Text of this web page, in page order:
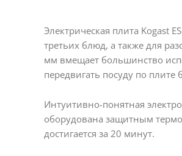
Электрическая плита Kogast
третьих блюд, а также для
мм вмещает большинство
передвигать посуду по плите
Интуитивно-понятная
оборудована защитным
достигается за 20 минут.